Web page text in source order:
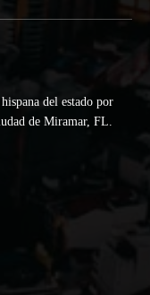
del estado por
de Miramar, FL.